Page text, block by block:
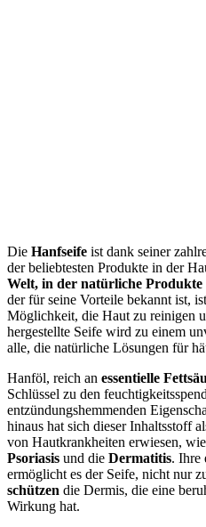
Die Hanfseife ist dank seiner
der beliebtesten Produkte in der
Welt, in der natürliche Produkte
der für seine Vorteile bekannt ist,
Möglichkeit, die Haut zu reinigen
hergestellte Seife wird zu einem
alle, die natürliche Lösungen für
Hanföl, reich an essentielle
Schlüssel zu den
entzündungshemmenden
hinaus hat sich dieser Inhaltsstoff
von Hautkrankheiten erwiesen,
Psoriasis und die Dermatitis. Ihre
ermöglicht es der Seife, nicht nur
schützen die Dermis, die eine
Wirkung hat.